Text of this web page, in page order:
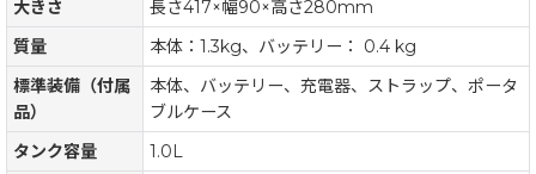
大きさ
長さ417×幅90×高さ280mm
質量
本体：1.3kg、バッテリー： 0.4 kg
標準装備（付属
品）
本体、バッテリー、充電器、ストラップ、ポータ
ブルケース
タンク容量
1.0L